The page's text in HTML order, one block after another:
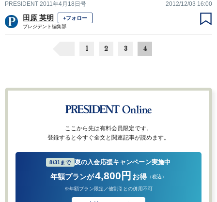
PRESIDENT 2011年4月18日号 2012/12/03 16:00
田原 英明 +フォロー
プレジデント編集部
1 2 3 4
ここから先は有料会員限定です。
登録すると今すぐ全文と関連記事が読めます。
8/31まで 夏の入会応援キャンペーン実施中
年額プランが4,800円 お得 （税込）
※年額プラン限定／他割引との併用不可